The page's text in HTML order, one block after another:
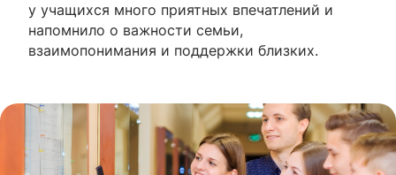
у учащихся много приятных впечатлений и
напомнило о важности семьи,
взаимопонимания и поддержки близких.